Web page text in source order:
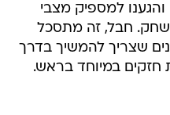
והגענו למספיק מצבי
חבל, זה מתסכל
שצריך להמשיך בדרך
חזקים במיוחד בראש.